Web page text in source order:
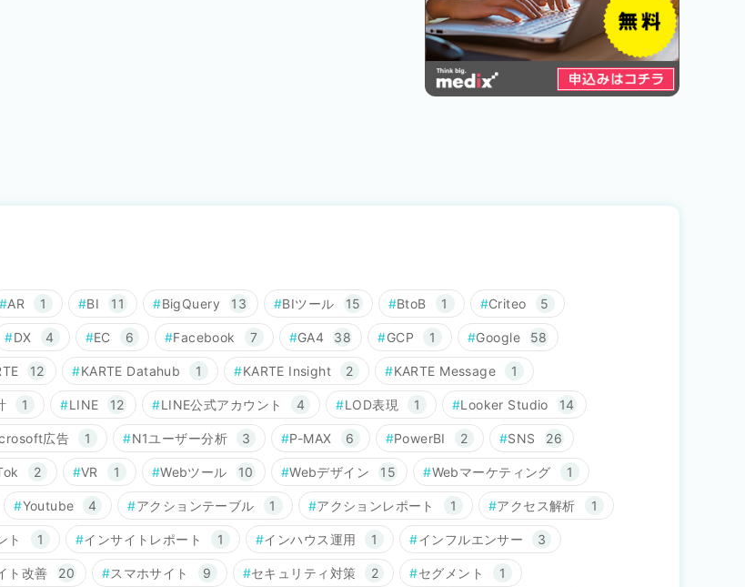
AR 1 BI 11 BigQuery 13 BIツール 15 BtoB 1 Criteo 5
DX 4 EC 6 Facebook 7 GA4 38 GCP 1 Google 58
12 KARTE Datahub 1 KARTE Insight 2 KARTE Message 1
1 LINE 12 LINE公式アカウント 4 LOD表現 1 Looker Studio 14
広告 1 N1ユーザー分析 3 P-MAX 6 PowerBI 2 SNS 26
2 VR 1 Webツール 10 Webデザイン 15 Webマーケティング 1
Youtube 4 アクションテーブル 1 アクションレポート 1 アクセス解析 1
ト 1 インサイトレポート 1 インハウス運用 1 インフルエンサー 3
ト改善 20 スマホサイト 9 セキュリティ対策 2 セグメント 1